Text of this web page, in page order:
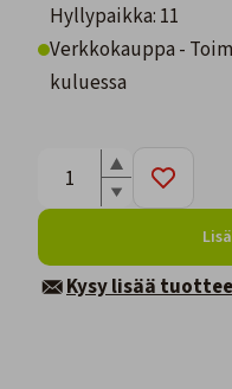
Hyllypaikka: 11
Verkkokauppa -
kuluessa
Kysy lisää